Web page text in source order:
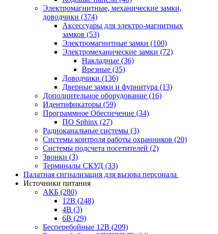
Электромагнитные, механические замки,
доводчики (374)
Аксессуары для электро-магнитных
замков (53)
Электромагнитные замки (100)
Электромеханические замки (72)
Накладные (36)
Врезные (35)
Доводчики (136)
Дверные замки и фурнитура (13)
Дополнительное оборудование (16)
Идентификаторы (59)
Программное Обеспечение (34)
ПО Sphinx (27)
Радиоканальные системы (3)
Системы контроля работы охранников (20)
Системы подсчета посетителей (2)
Звонки (3)
Терминалы СКУД (33)
Палатная сигнализация для вызова персонала
Источники питания
АКБ (280)
12В (248)
4В (3)
6В (29)
Бесперебойные 12В (209)